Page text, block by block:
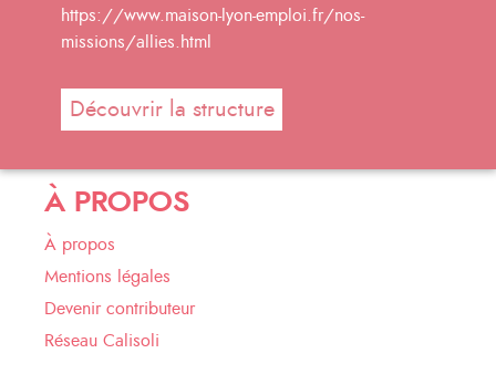
https://www.maison-lyon-emploi.fr/nos-
missions/allies.html
Découvrir la structure
À PROPOS
À propos
Mentions légales
Devenir contributeur
Réseau Calisoli